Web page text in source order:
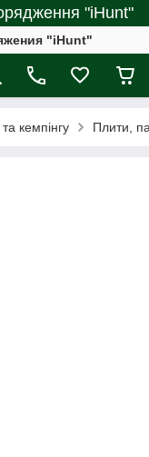
"iHunt"
"iHunt"
кемпінгу Плити,